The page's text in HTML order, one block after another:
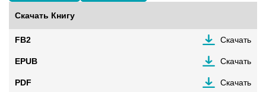
Скачать Книгу
FB2 Скачать
EPUB Скачать
PDF Скачать